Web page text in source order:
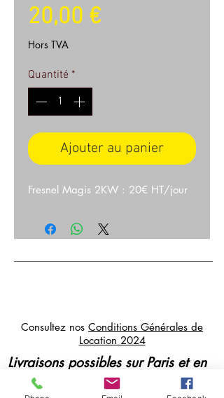
20,00 €Prix
Hors TVA
Quantité *
Ajouter au panier
Fresnel Magis 2KW : 20€ HT/jour
Consultez nos Conditions Générales de
Location 2024
Livraisons possibles sur Paris et en
Île de France